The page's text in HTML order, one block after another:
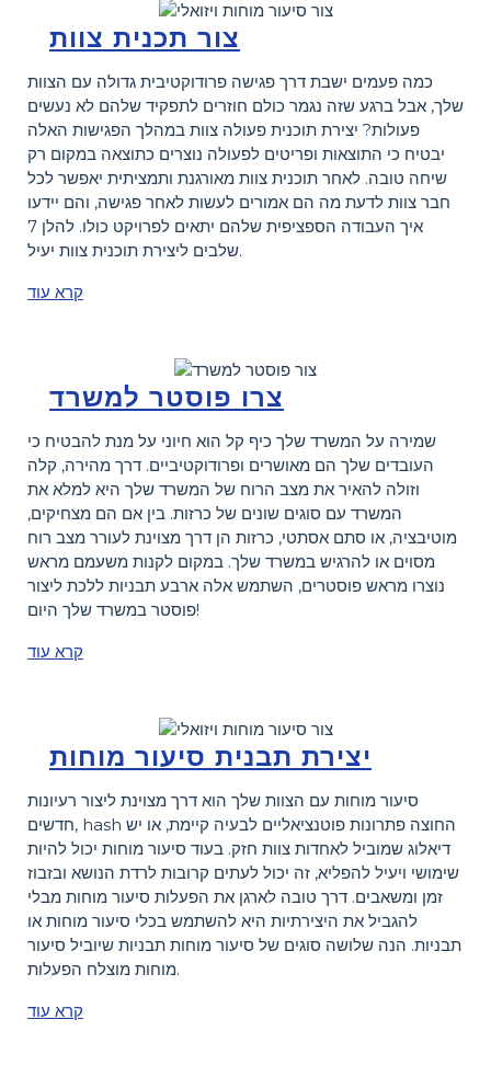
צור תכנית צוות
כמה פעמים ישבת דרך פגישה פרודוקטיבית גדולה עם הצוות
שלך, אבל ברגע שזה נגמר כולם חוזרים לתפקיד שלהם לא נעשים
פעולות? יצירת תוכנית פעולה צוות במהלך הפגישות האלה
יבטיח כי התוצאות ופריטים לפעולה נוצרים כתוצאה במקום רק
שיחה טובה. לאחר תוכנית צוות מאורגנת ותמציתית יאפשר לכל
חבר צוות לדעת מה הם אמורים לעשות לאחר פגישה, והם יידעו
איך העבודה הספציפית שלהם יתאים לפרויקט כולו. להלן 7
שלבים ליצירת תוכנית צוות יעיל.
קרא עוד
צרו פוסטר למשרד
שמירה על המשרד שלך כיף קל הוא חיוני על מנת להבטיח כי
העובדים שלך הם מאושרים ופרודוקטיביים. דרך מהירה, קלה
וזולה להאיר את מצב הרוח של המשרד שלך היא למלא את
המשרד עם סוגים שונים של כרזות. בין אם הם מצחיקים,
מוטיבציה, או סתם אסתטי, כרזות הן דרך מצוינת לעורר מצב רוח
מסוים או להרגיש במשרד שלך. במקום לקנות משעמם מראש
נוצרו מראש פוסטרים, השתמש אלה ארבע תבניות ללכת ליצור
פוסטר במשרד שלך היום!
קרא עוד
יצירת תבנית סיעור מוחות
סיעור מוחות עם הצוות שלך הוא דרך מצוינת ליצור רעיונות
חדשים, hash החוצה פתרונות פוטנציאליים לבעיה קיימת, או יש
דיאלוג שמוביל לאחדות צוות חזק. בעוד סיעור מוחות יכול להיות
שימושי ויעיל להפליא, זה יכול לעתים קרובות לרדת הנושא ובזבוז
זמן ומשאבים. דרך טובה לארגן את הפעלות סיעור מוחות מבלי
להגביל את היצירתיות היא להשתמש בכלי סיעור מוחות או
תבניות. הנה שלושה סוגים של סיעור מוחות תבניות שיוביל סיעור
מוחות מוצלח הפעלות.
קרא עוד